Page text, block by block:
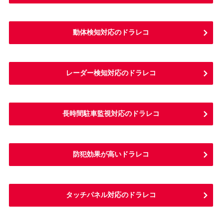
動体検知対応のドラレコ
レーダー検知対応のドラレコ
長時間駐車監視対応のドラレコ
防犯効果が高いドラレコ
タッチパネル対応のドラレコ